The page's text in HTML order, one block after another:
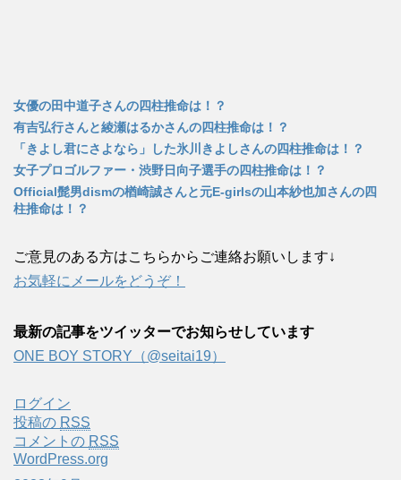
女優の田中道子さんの四柱推命は！？
有吉弘行さんと綾瀬はるかさんの四柱推命は！？
「きよし君にさよなら」した氷川きよしさんの四柱推命は！？
女子プロゴルファー・渋野日向子選手の四柱推命は！？
Official髭男dismの楢崎誠さんと元E-girlsの山本紗也加さんの四
柱推命は！？
ご意見のある方はこちらからご連絡お願いします↓
お気軽にメールをどうぞ！
最新の記事をツイッターでお知らせしています
ONE BOY STORY（@seitai19）
ログイン
投稿の RSS
コメントの RSS
WordPress.org